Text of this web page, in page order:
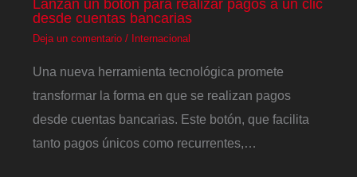
Lanzan un botón para realizar pagos a un clic
desde cuentas bancarias
Deja un comentario / Internacional
Una nueva herramienta tecnológica promete
transformar la forma en que se realizan pagos
desde cuentas bancarias. Este botón, que facilita
tanto pagos únicos como recurrentes,…